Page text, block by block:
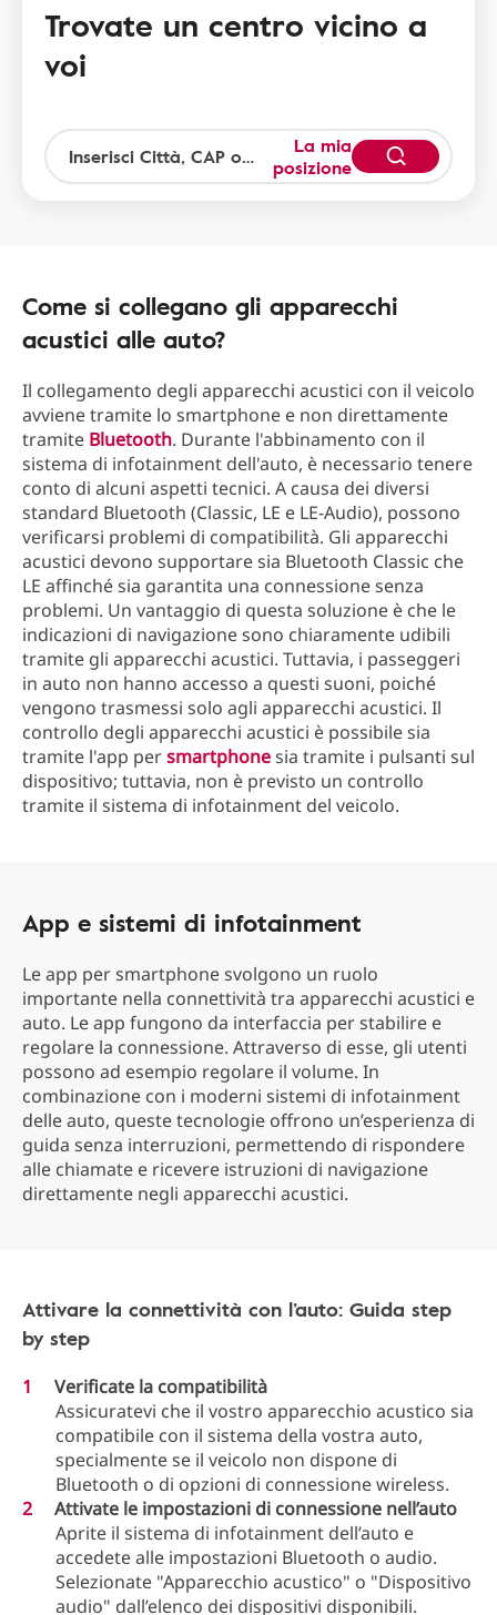
Trovate un centro vicino a
voi
La mia
posizione
Come si collegano gli apparecchi
acustici alle auto?
Il collegamento degli apparecchi acustici con il veicolo
avviene tramite lo smartphone e non direttamente
tramite Bluetooth. Durante l'abbinamento con il
sistema di infotainment dell'auto, è necessario tenere
conto di alcuni aspetti tecnici. A causa dei diversi
standard Bluetooth (Classic, LE e LE-Audio), possono
verificarsi problemi di compatibilità. Gli apparecchi
acustici devono supportare sia Bluetooth Classic che
LE affinché sia garantita una connessione senza
problemi. Un vantaggio di questa soluzione è che le
indicazioni di navigazione sono chiaramente udibili
tramite gli apparecchi acustici. Tuttavia, i passeggeri
in auto non hanno accesso a questi suoni, poiché
vengono trasmessi solo agli apparecchi acustici. Il
controllo degli apparecchi acustici è possibile sia
tramite l'app persmartphonesia tramite i pulsanti sul
dispositivo; tuttavia, non è previsto un controllo
tramite il sistema di infotainment del veicolo.
App e sistemi di infotainment
Le app per smartphone svolgono un ruolo
importante nella connettività tra apparecchi acustici e
auto. Le app fungono da interfaccia per stabilire e
regolare la connessione. Attraverso di esse, gli utenti
possono ad esempio regolare il volume. In
combinazione con i moderni sistemi di infotainment
delle auto, queste tecnologie offrono un’esperienza di
guida senza interruzioni, permettendo di rispondere
alle chiamate e ricevere istruzioni di navigazione
direttamente negli apparecchi acustici.
Attivare la connettività con l’auto: Guida step
by step
Verificate la compatibilità
Assicuratevi che il vostro apparecchio acustico sia
compatibile con il sistema della vostra auto,
specialmente se il veicolo non dispone di
Bluetooth o di opzioni di connessione wireless.
Attivate le impostazioni di connessione nell’auto
Aprite il sistema di infotainment dell’auto e
accedete alle impostazioni Bluetooth o audio.
Selezionate "Apparecchio acustico" o "Dispositivo
audio" dall’elenco dei dispositivi disponibili.